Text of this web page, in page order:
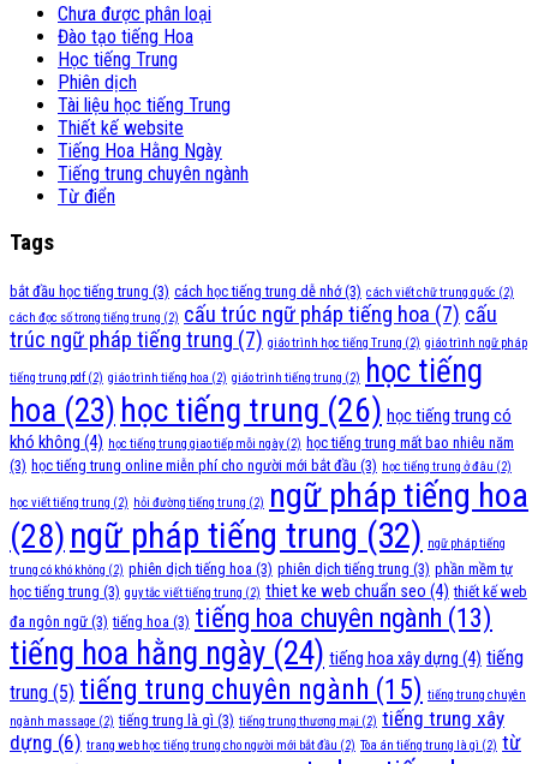
Chưa được phân loại
Đào tạo tiếng Hoa
Học tiếng Trung
Phiên dịch
Tài liệu học tiếng Trung
Thiết kế website
Tiếng Hoa Hằng Ngày
Tiếng trung chuyên ngành
Từ điển
Tags
bắt đầu học tiếng trung (3) cách học tiếng trung dễ nhớ(3) cách viết chữ trung quốc (2)
cách đọc số trong tiếng trung (2) cấu trúc ngữ pháp tiếng hoa (7) cấu
trúc ngữ pháp tiếng trung (7) giáo trình học tiếng Trung (2) giáo trình ngữ pháp
tiếng trung pdf (2) giáo trình tiếng hoa (2) giáo trình tiếng trung (2)
học tiếng
hoa (23) học tiếng trung (26) học tiếng trung có
khó không (4) học tiếng trung giao tiếp mỗi ngày(2) học tiếng trung mất bao nhiêu năm
(3) học tiếng trung online miễn phí cho người mới bắt đầu (3) học tiếng trung ở đâu (2)
học viết tiếng trung (2) hỏi đường tiếng trung (2) ngữ pháp tiếng hoa
(28) ngữ pháp tiếng trung (32) ngữ pháp tiếng
trung có khó không (2) phiên dịch tiếng hoa (3) phiên dịch tiếng trung (3) phần mềm tự
học tiếng trung (3) quy tắc viết tiếng trung (2) thiet ke web chuẩn seo (4) thiết kế web
đa ngôn ngữ (3) tiếng hoa (3) tiếng hoa chuyên ngành (13)
tiếng hoa hằng ngày (24) tiếng hoa xây dựng (4) tiếng
trung (5) tiếng trung chuyên ngành (15) tiếng trung chuyên
ngành massage (2) tiếng trung là gì (3) tiếng trung thương mại (2) tiếng trung xây
dựng (6) trang web học tiếng trung cho người mới bắt đầu (2) Tòa án tiếng trung là gì (2) từ